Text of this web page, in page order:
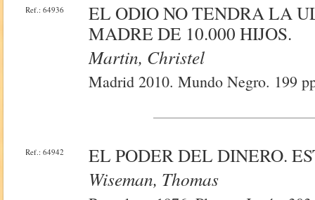
Ref.: 64936
EL ODIO NO TENDRA LA
MADRE DE 10.000 HIJOS.
Martin, Christel
Madrid 2010. Mundo Negro. 199
Ref.: 64942
EL PODER DEL DINERO.
Wiseman, Thomas